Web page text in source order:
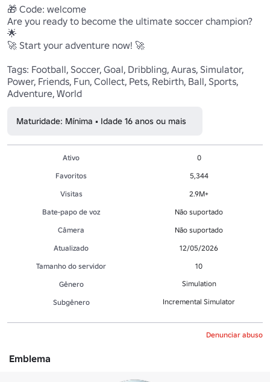
🎁 Code: welcome
Are you ready to become the ultimate soccer champion?
🌟
🚀 Start your adventure now! 🚀
Tags: Football, Soccer, Goal, Dribbling, Auras, Simulator,
Power, Friends, Fun, Collect, Pets, Rebirth, Ball, Sports,
Adventure, World
Maturidade: Mínima • Idade 16 anos ou mais
Ativo
0
Favoritos
5,344
Visitas
2.9M+
Bate-papo de voz
Não suportado
Câmera
Não suportado
Atualizado
12/05/2026
Tamanho do servidor
10
Gênero
Simulation
Subgênero Incremental Simulator
Denunciar abuso
Emblema